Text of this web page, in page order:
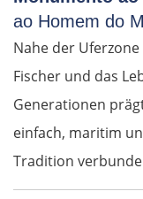
ao Homem do
Nahe der
Fischer und das
Generationen
einfach, maritim
Tradition
Posen
Nowy
Schwiebus
Deutschland